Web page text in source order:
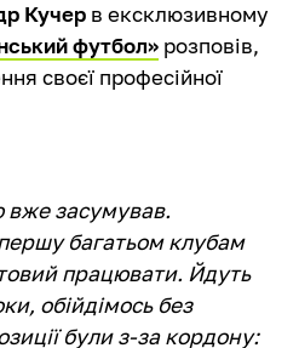
Кучер в ексклюзивному
футбол» розповів,
своєї професійної
вже засумував.
багатьом клубам
працювати. Йдуть
обійдімось без
були з-за кордону: